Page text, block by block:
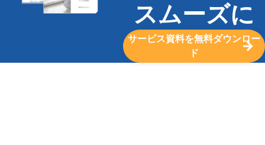
スムーズに
サービス資料を無料ダウンロー
ド